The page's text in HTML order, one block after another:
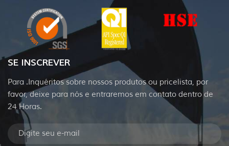
SE INSCREVER
Para .Inquéritos sobre nossos produtos ou pricelista, por
favor, deixe para nós e entraremos em contato dentro de
24 Horas.